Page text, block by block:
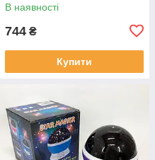
В наявності
744 ₴
Купити